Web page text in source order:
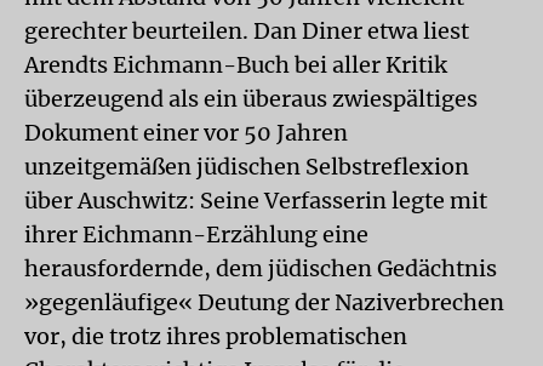
gerechter beurteilen. Dan Diner etwa liest
Arendts Eichmann-Buch bei aller Kritik
überzeugend als ein überaus zwiespältiges
Dokument einer vor 50 Jahren
unzeitgemäßen jüdischen Selbstreflexion
über Auschwitz: Seine Verfasserin legte mit
ihrer Eichmann-Erzählung eine
herausfordernde, dem jüdischen Gedächtnis
»gegenläufige« Deutung der Naziverbrechen
vor, die trotz ihres problematischen